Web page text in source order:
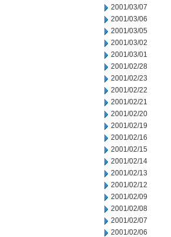
2001/03/07
2001/03/06
2001/03/05
2001/03/02
2001/03/01
2001/02/28
2001/02/23
2001/02/22
2001/02/21
2001/02/20
2001/02/19
2001/02/16
2001/02/15
2001/02/14
2001/02/13
2001/02/12
2001/02/09
2001/02/08
2001/02/07
2001/02/06